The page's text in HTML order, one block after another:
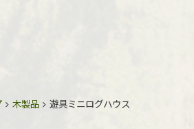
木製品 遊具ミニログハウス